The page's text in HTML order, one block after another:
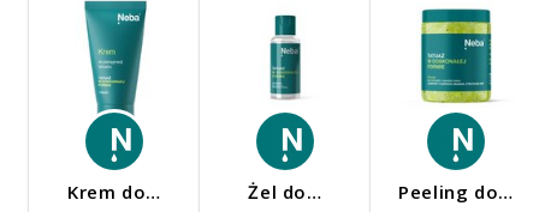
Krem do…
Żel do…
Peeling do…